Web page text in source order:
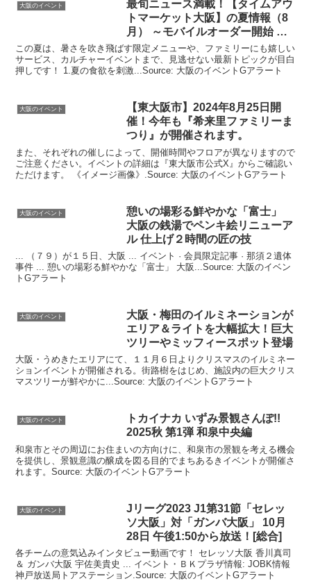
大阪のイベント
最旬ニュース満載！【タイムアウ
トマーケット 大阪 】の夏情報（8
月） ～モバイルオーダー開始 …
この夏は、暑さを吹き飛ばす限定メニューや、ファミリーにも嬉しい
サービス、カルチャーイベントまで、見逃せない最新トピックが目白
押しです！ 1.夏の食欲を刺激...Source: 大阪のイベントGアラート
大阪のイベント 【東大阪市】2024年8月25日開
催！今年も『希来里ファミリーま
つり』が開催されます。
また、それぞれの催しによって、開催時間やフロアが異なりますので
ご注意ください。イベントの詳細は『東大阪市公式X』からご確認い
ただけます。 《イメージ画像》.Source: 大阪のイベントGアラート
大阪のイベント
憩いの場彩る鮮やかな「富士」
大阪の銭湯でペンキ絵リニューア
ル 仕上げ２時間の匠の技
... （７９）が１５日、大阪 ... イベント · 会員限定記事 · 那須２遺体
事件 ... 憩いの場彩る鮮やかな「富士」 大阪...Source: 大阪のイベン
トGアラート
大阪のイベント 大阪 ・梅田のイルミネーションが
エリア＆ライトを大幅拡大！巨大
ツリーやミッフィースポット登場
大阪・うめきたエリアにて、１１月６日よりクリスマスのイルミネー
ションイベントが開催される。街路樹をはじめ、施設内の巨大クリス
マスツリーが鮮やかに...Source: 大阪のイベントGアラート
大阪のイベント
トカイナカ いずみ景観さんぽ!!
2025秋 第1弾 和泉中央編
和泉市とその周辺にお住まいの方向けに、和泉市の景観を考える機会
を提供し、景観意識の醸成を図る目的でまちあるきイベントが開催さ
れます。Source: 大阪のイベントGアラート
大阪のイベント
Jリーグ2023 J1第31節「セレッ
ソ大阪 」対「ガンバ大阪 」 10月
28日 午後1:50から放送！[総合]
各チームの意気込みインタビュー動画です！ セレッソ大阪 香川真司
＆ ガンバ大阪 宇佐美貴史 ... イベント・ＢＫプラザ情報: JOBK情報
神戸放送局トアステーション.Source: 大阪のイベントGアラート